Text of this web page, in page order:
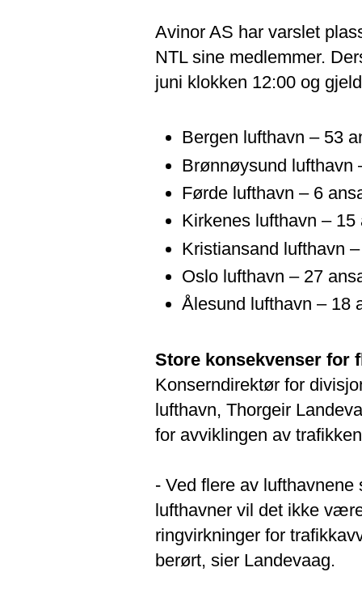
Avinor AS har varslet
NTL sine medlemmer.
juni klokken 12:00 og
Bergen lufthavn – 53
Brønnøysund lufthavn
Førde lufthavn – 6
Kirkenes lufthavn – 15
Kristiansand lufthavn
Oslo lufthavn – 27
Ålesund lufthavn – 18
Store konsekvenser for
Konserndirektør for
lufthavn, Thorgeir
for avviklingen av
- Ved flere av
lufthavner vil det ikke
ringvirkninger for
berørt, sier Landevaag.